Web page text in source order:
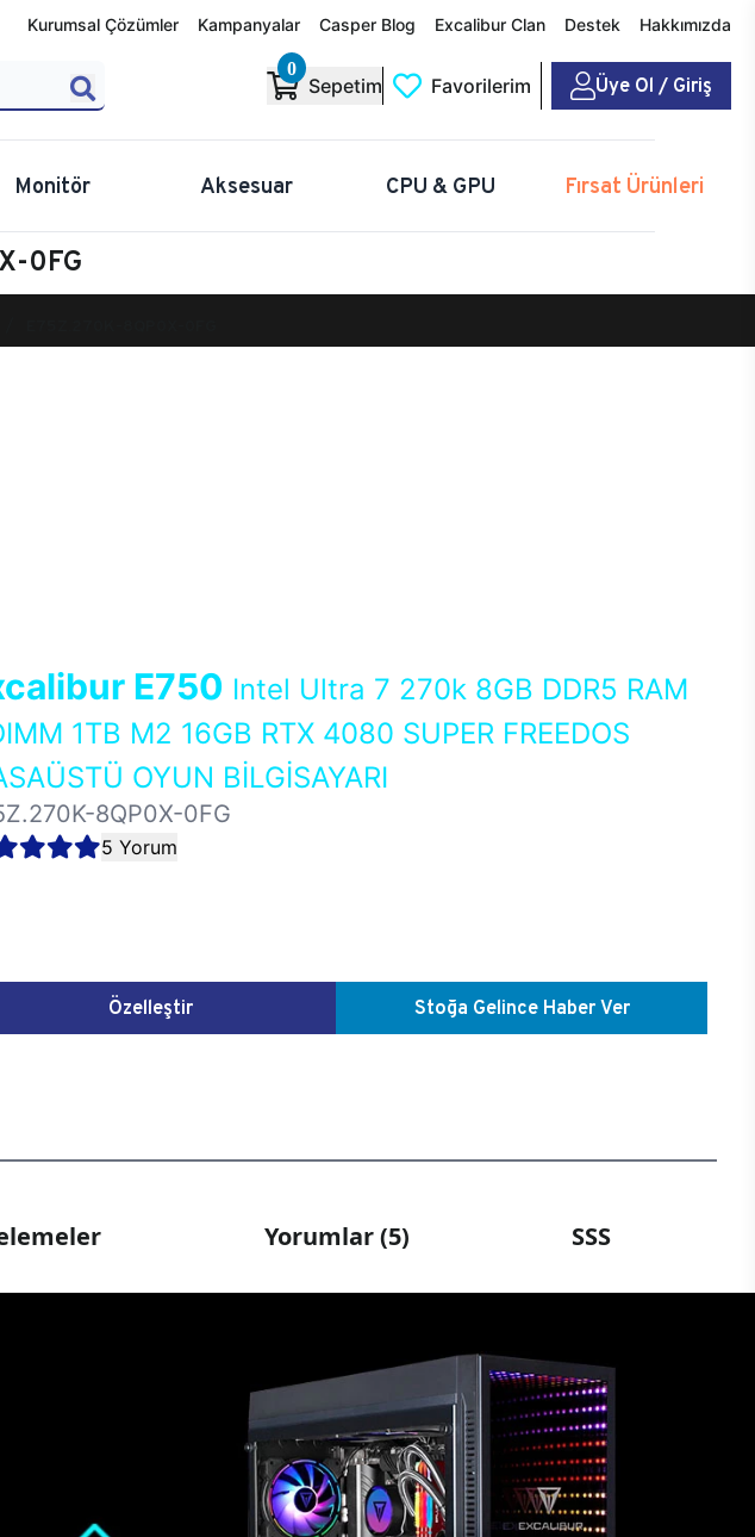
Kurumsal Çözümler Kampanyalar Casper Blog Excalibur Clan Destek Hakkımızda
0
Sepetim Favorilerim Üye Ol / Giriş
Monitör Aksesuar CPU & GPU Fırsat Ürünleri
0FG
E750 Intel Ultra 7 270k 8GB DDR5 RAM
1TB M2 16GB RTX 4080 SUPER FREEDOS
OYUN BİLGİSAYARI
8QP0X-0FG
5 Yorum
Özelleştir Stoğa Gelince Haber Ver
Yorumlar (5) SSS